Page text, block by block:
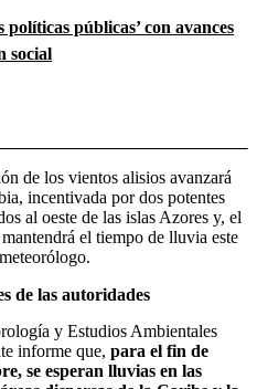
públicas’ con avances
social
de los vientos alisios avanzará
incentivada por dos potentes
al oeste de las islas Azores y, el
el tiempo de lluvia este
de las autoridades
y Estudios Ambientales
informe que, para el fin de
se esperan lluvias en las